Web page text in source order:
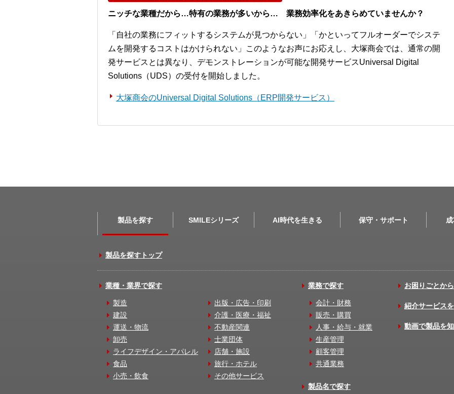
ニッチな業種だから…特有の業務が多いから… 業務効率化をあきらめていませんか？
「自社の業務にフィットするシステムが見つからない」「かといってフルオーダーでシステ
ムを開発するコストはかけられない」このようなお声にお応えし、大塚商会では、通常の開
発サービスとは異なり、デモンストレーションが可能な開発サービスUniversal Digital
Solutions（UDS）の受付を開始しました。
大塚商会のUniversal Digital Solutions（ERP開発サービス）
製品を探す SMILEシリーズ AI時代を生きる 保守・サポート
製品を探すトップ
業種・業界で探す
製造
建設
運送・物流
卸売
ライフデザイン・アパレル
食品
小売・飲食
出版・広告・印刷
介護・医療・福祉
不動産関連
士業団体
店舗・施設
旅行・ホテル
その他サービス
業務で探す
会計・財務
販売・購買
人事・給与・就業
生産管理
顧客管理
共通業務
製品名で探す
お困りごとか
紹介サービス
動画で製品を